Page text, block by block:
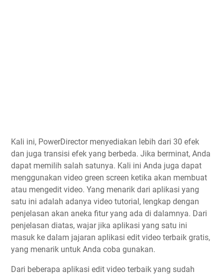
Kali ini, PowerDirector menyediakan lebih dari 30 efek
dan juga transisi efek yang berbeda. Jika berminat, Anda
dapat memilih salah satunya. Kali ini Anda juga dapat
menggunakan video green screen ketika akan membuat
atau mengedit video. Yang menarik dari aplikasi yang
satu ini adalah adanya video tutorial, lengkap dengan
penjelasan akan aneka fitur yang ada di dalamnya. Dari
penjelasan diatas, wajar jika aplikasi yang satu ini
masuk ke dalam jajaran aplikasi edit video terbaik gratis,
yang menarik untuk Anda coba gunakan.
Dari beberapa aplikasi edit video terbaik yang sudah